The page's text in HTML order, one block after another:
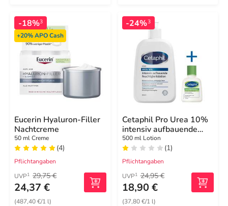
-18%3
+20%APO Cash
Eucerin Hyaluron-Filler
Nachtcreme
50 ml Creme
(4)
Pflichtangaben
UVP1 29,75 €
24,37 €
(487,40 €/1 l)
-24%3
Cetaphil Pro Urea 10%
intensiv aufbauende
Feuchtigkeitslotion
500 ml Lotion
(1)
Pflichtangaben
UVP1 24,95 €
18,90 €
(37,80 €/1 l)